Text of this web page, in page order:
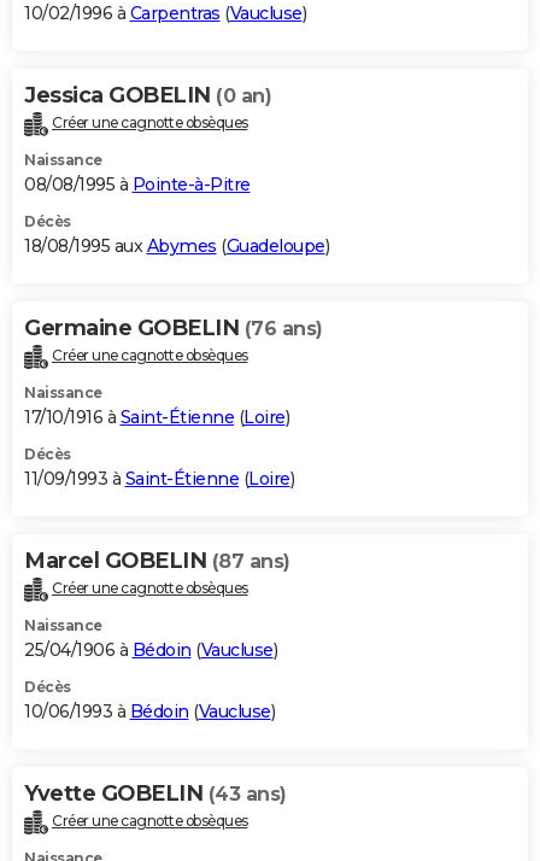
10/02/1996 à Carpentras (Vaucluse)
Jessica GOBELIN (0 an)
Créer une cagnotte obsèques
Naissance
08/08/1995 à Pointe-à-Pitre
Décès
18/08/1995 auxAbymes (Guadeloupe)
Germaine GOBELIN (76 ans)
Créer une cagnotte obsèques
Naissance
17/10/1916 à Saint-Étienne (Loire)
Décès
11/09/1993 à Saint-Étienne (Loire)
Marcel GOBELIN (87 ans)
Créer une cagnotte obsèques
Naissance
25/04/1906 à Bédoin (Vaucluse)
Décès
10/06/1993 à Bédoin (Vaucluse)
Yvette GOBELIN (43 ans)
Créer une cagnotte obsèques